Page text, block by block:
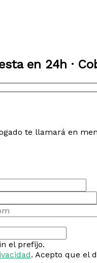
en 24h ·
te llamará en
el prefijo.
. Acepto que el